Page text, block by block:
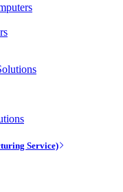
Service)